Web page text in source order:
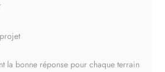
la bonne réponse pour chaque terrain